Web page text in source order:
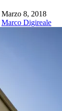
Marzo 8, 2018
Marco Digireale